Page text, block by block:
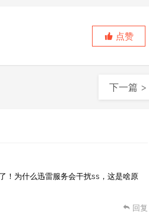
点赞
下一篇 >
！为什么迅雷服务会干扰ss，这是啥原
回复